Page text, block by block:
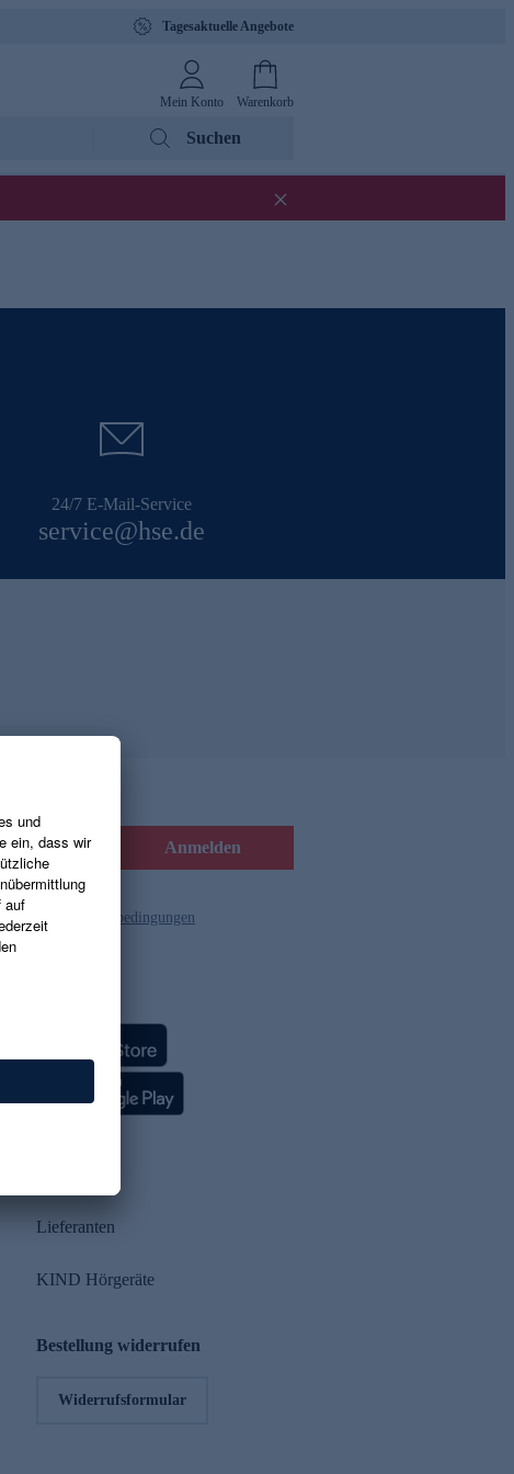
Tagesaktuelle Angebote
Mein Konto Warenkorb
Suchen
24/7 E-Mail-Service
service@hse.de
Anmelden
und die Gutscheinbedingungen
Lieferanten
KIND Hörgeräte
Bestellung widerrufen
Widerrufsformular